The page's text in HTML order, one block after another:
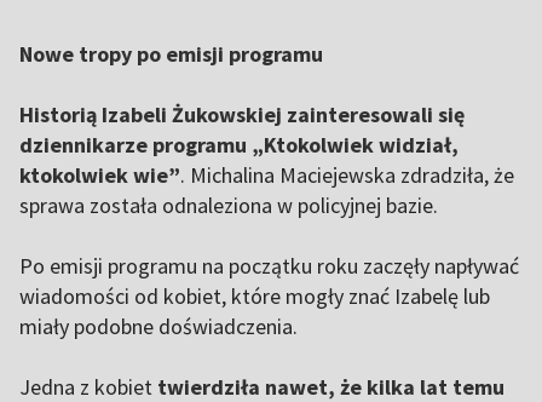
Nowe tropy po emisji programu
Historią Izabeli Żukowskiej zainteresowali się
dziennikarze programu „Ktokolwiek widział,
ktokolwiek wie”. Michalina Maciejewska zdradziła, że
sprawa została odnaleziona w policyjnej bazie.
Po emisji programu na początku roku zaczęły napływać
wiadomości od kobiet, które mogły znać Izabelę lub
miały podobne doświadczenia.
Jedna z kobiet twierdziła nawet, że kilka lat temu